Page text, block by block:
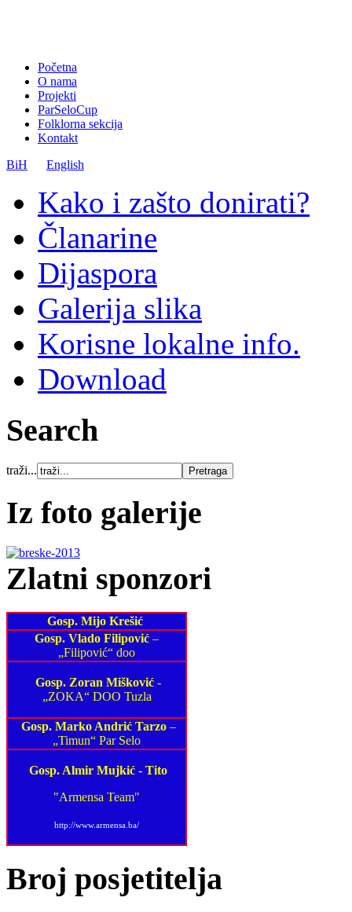
Početna
O nama
Projekti
ParSeloCup
Folklorna sekcija
Kontakt
BiH
English
Kako i zašto donirati?
Članarine
Dijaspora
Galerija slika
Korisne lokalne info.
Download
Search
traži...
Iz foto galerije
Zlatni sponzori
Gosp. Mijo Krešić
Gosp. Vlado Filipović –
„Filipović“ doo
Gosp. Zoran Mišković -
„ZOKA“ DOO Tuzla
Gosp. Marko Andrić Tarzo–
„Timun“ Par Selo
Gosp. Almir Mujkić - Tito
"Armensa Team"
http://www.armensa.ba/
Broj posjetitelja